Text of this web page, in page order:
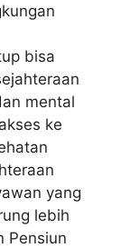
bisa
mental
ke
yang
lebih
Pensiun